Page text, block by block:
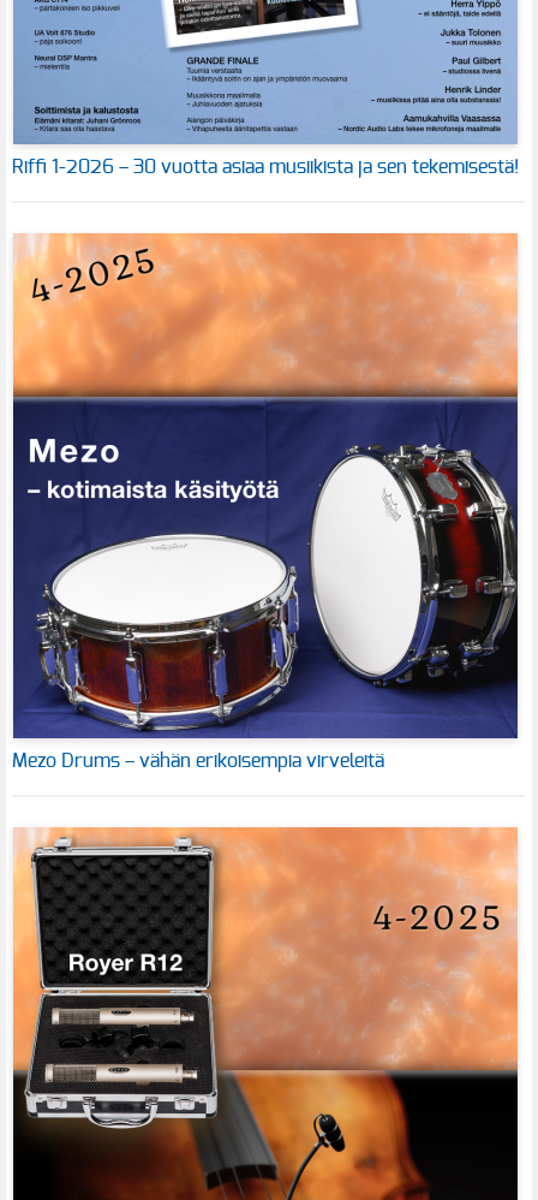
Riffi 1-2026 – 30 vuotta asiaa musiikista ja sen tekemisestä!
Mezo Drums – vähän erikoisempia virveleitä